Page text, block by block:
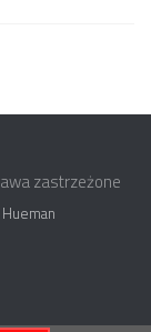
zastrzeżone